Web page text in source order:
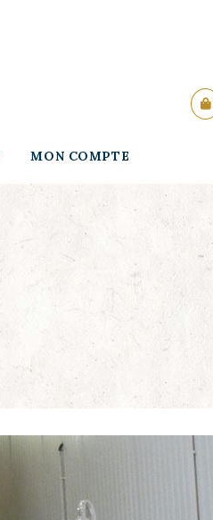
MON COMPTE